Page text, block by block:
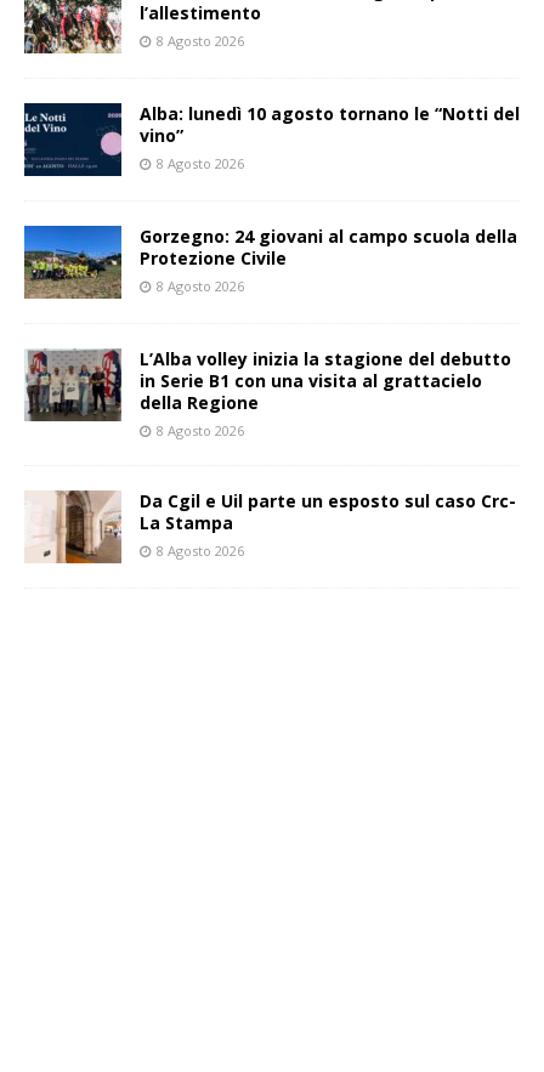
l’allestimento
8 Agosto 2026
Alba: lunedì 10 agosto tornano le “Notti del
vino”
8 Agosto 2026
Gorzegno: 24 giovani al campo scuola della
Protezione Civile
8 Agosto 2026
L’Alba volley inizia la stagione del debutto
in Serie B1 con una visita al grattacielo
della Regione
8 Agosto 2026
Da Cgil e Uil parte un esposto sul caso Crc-
La Stampa
8 Agosto 2026